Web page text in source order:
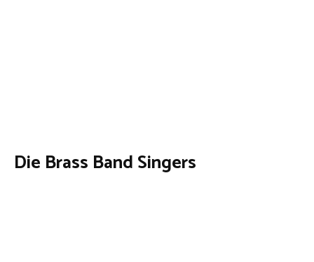
Die Brass Band Singers